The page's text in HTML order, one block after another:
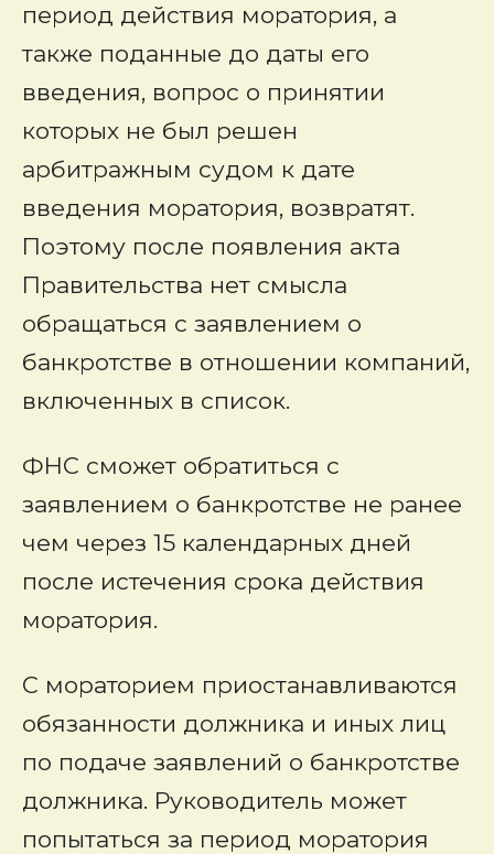
период действия моратория, а
также поданные до даты его
введения, вопрос о принятии
которых не был решен
арбитражным судом к дате
введения моратория, возвратят.
Поэтому после появления акта
Правительства нет смысла
обращаться с заявлением о
банкротстве в отношении компаний,
включенных в список.
ФНС сможет обратиться с
заявлением о банкротстве не ранее
чем через 15 календарных дней
после истечения срока действия
моратория.
С мораторием приостанавливаются
обязанности должника и иных лиц
по подаче заявлений о банкротстве
должника. Руководитель может
попытаться за период моратория